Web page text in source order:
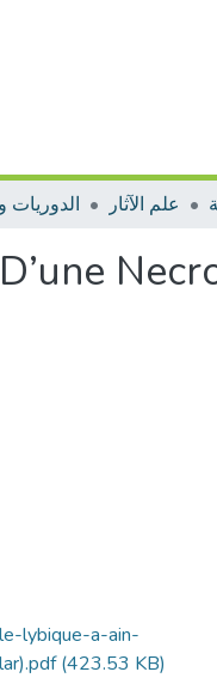
الدوريات علم الآثار
lybique-a-ain-
(423.53 KB)